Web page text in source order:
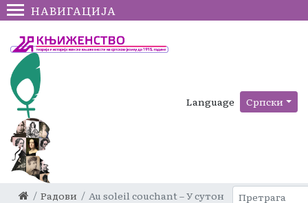
НАВИГАЦИЈА
Language Српски
Радови Au soleil couchant – У сутон